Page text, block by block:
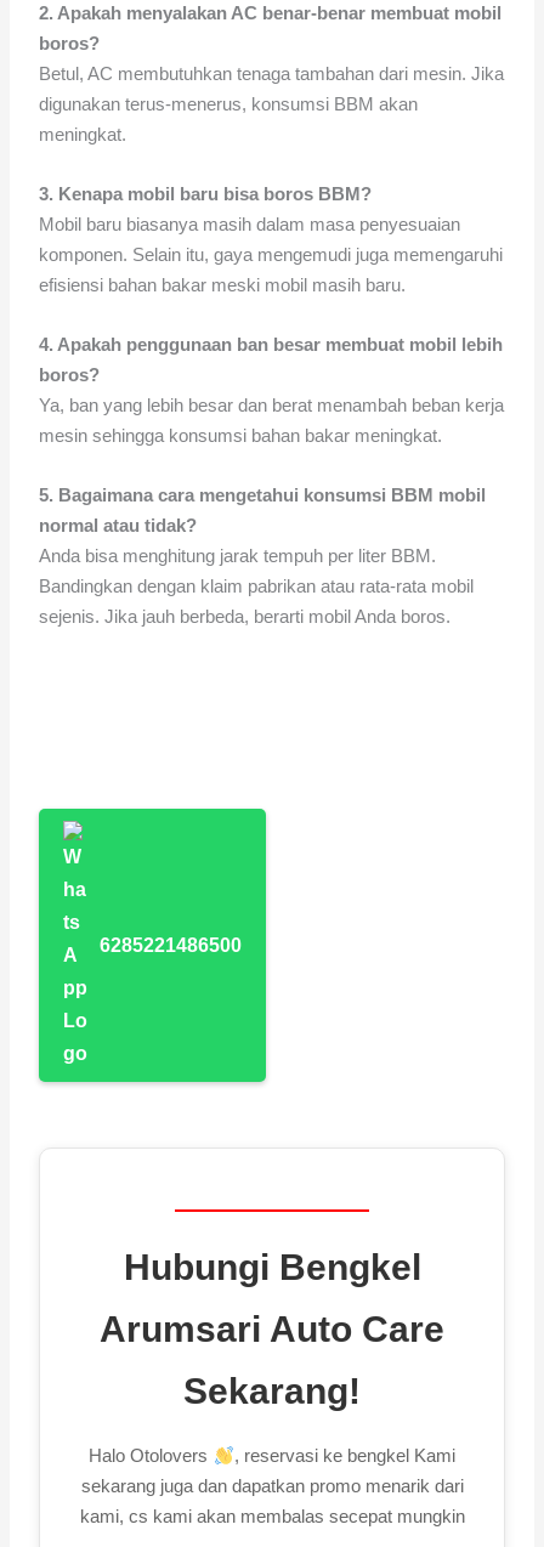
2. Apakah menyalakan AC benar-benar membuat mobil
boros?
Betul, AC membutuhkan tenaga tambahan dari mesin. Jika
digunakan terus-menerus, konsumsi BBM akan
meningkat.
3. Kenapa mobil baru bisa boros BBM?
Mobil baru biasanya masih dalam masa penyesuaian
komponen. Selain itu, gaya mengemudi juga memengaruhi
efisiensi bahan bakar meski mobil masih baru.
4. Apakah penggunaan ban besar membuat mobil lebih
boros?
Ya, ban yang lebih besar dan berat menambah beban kerja
mesin sehingga konsumsi bahan bakar meningkat.
5. Bagaimana cara mengetahui konsumsi BBM mobil
normal atau tidak?
Anda bisa menghitung jarak tempuh per liter BBM.
Bandingkan dengan klaim pabrikan atau rata-rata mobil
sejenis. Jika jauh berbeda, berarti mobil Anda boros.
6285221486500
Hubungi Bengkel
Arumsari Auto Care
Sekarang!
Halo Otolovers
, reservasi ke bengkel Kami
sekarang juga dan dapatkan promo menarik dari
kami, cs kami akan membalas secepat mungkin